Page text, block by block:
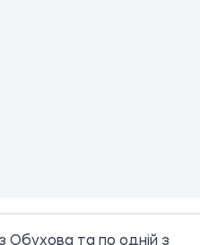
Обухова та по одній з